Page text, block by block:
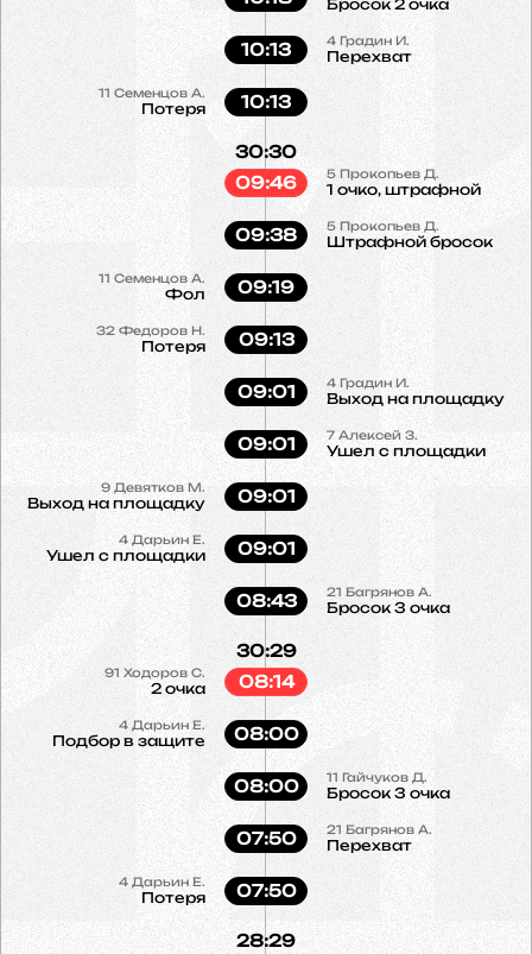
Бросок 2 очка
4 Градин И.
Перехват
10:13
11 Семенцов А.
Потеря 10:13
5 Прокопьев Д.
1 очко, штрафной
30:30
09:46
5 Прокопьев Д.
Штрафной бросок
09:38
11 Семенцов А.
Фол 09:19
32 Федоров Н.
Потеря 09:13
4 Градин И.
Выход на площадку
09:01
7 Алексей З.
Ушел с площадки
09:01
9Девятков М.
Выход на площадку 09:01
4 Дарьин Е.
Ушел с площадки 09:01
21 Багрянов А.
Бросок 3 очка
08:43
91 Ходоров С.
2 очка
30:29
08:14
4 Дарьин Е.
Подбор в защите 08:00
11 Гайчуков Д.
Бросок 3 очка
08:00
21 Багрянов А.
Перехват
07:50
4 Дарьин Е.
Потеря 07:50
28:29